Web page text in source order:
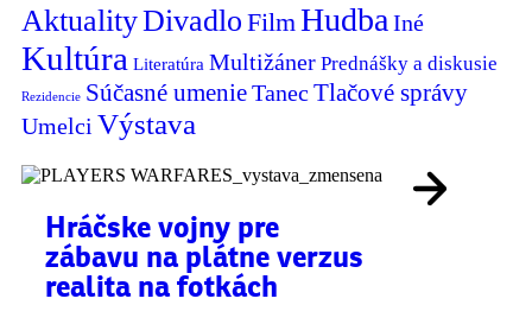
AktualityDivadlo FilmHudbaIné
Kultúra Literatúra Multižáner Prednášky a diskusie
Rezidencie Súčasné umenieTanec Tlačové správy
Umelci Výstava
Hráčske vojny pre
zábavu na plátne verzus
realita na fotkách